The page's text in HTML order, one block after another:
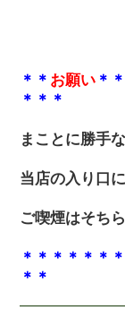
＊ ＊ お願い ＊ ＊
＊ ＊ ＊
まことに勝手
当店の入り口
ご喫煙はそち
＊ ＊ ＊ ＊ ＊ ＊ ＊
＊ ＊